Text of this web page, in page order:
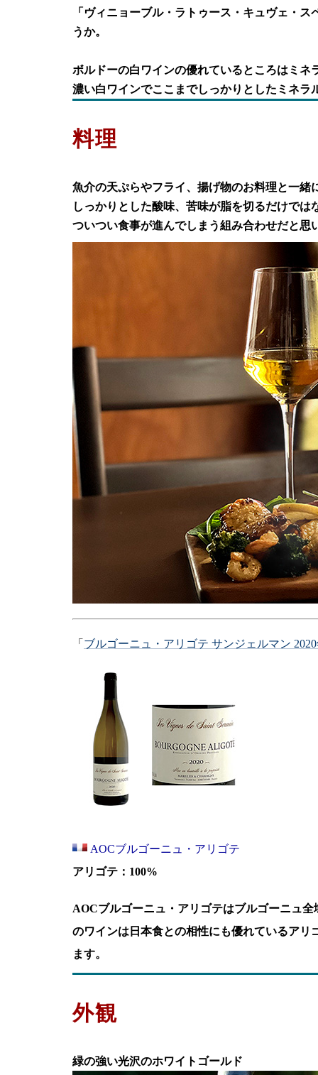
「ヴィニョーブル・ラトゥース・キュヴェ・
うか。
ボルドーの白ワインの優れているところはミ
濃い白ワインでここまでしっかりとしたミネ
料理
魚介の天ぷらやフライ、揚げ物のお料理と一緒
しっかりとした酸味、苦味が脂を切るだけで
ついつい食事が進んでしまう組み合わせだと思
「 ブルゴーニュ・アリゴテ サンジェルマン
AOCブルゴーニュ・アリゴテ
アリゴテ：100%
AOCブルゴーニュ・アリゴテはブルゴーニュ
のワインは日本食との相性にも優れているア
ます。
外観
緑の強い光沢のホワイトゴールド